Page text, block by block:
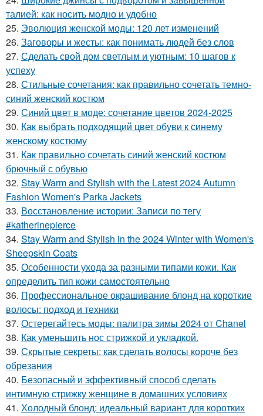
талией: как носить модно и удобно
25. Эволюция женской моды: 120 лет изменений
26. Заговоры и жесты: как понимать людей без слов
27. Сделать свой дом светлым и уютным: 10 шагов к
успеху
28. Стильные сочетания: как правильно сочетать темно-
синий женский костюм
29. Синий цвет в моде: сочетание цветов 2024-2025
30. Как выбрать подходящий цвет обуви к синему
женскому костюму
31. Как правильно сочетать синий женский костюм
брючный с обувью
32. Stay Warm and Stylish with the Latest 2024 Autumn
Fashion Women's Parka Jackets
33. Восстановление истории: Записи по тегу
#katherinepierce
34. Stay Warm and Stylish in the 2024 Winter with Women's
Sheepskin Coats
35. Особенности ухода за разными типами кожи. Как
определить тип кожи самостоятельно
36. Профессиональное окрашивание блонд на короткие
волосы: подход и техники
37. Остерегайтесь моды: палитра зимы 2024 от Chanel
38. Как уменьшить нос стрижкой и укладкой.
39. Скрытые секреты: как сделать волосы короче без
обрезания
40. Безопасный и эффективный способ сделать
интимную стрижку женщине в домашних условиях
41. Холодный блонд: идеальный вариант для коротких